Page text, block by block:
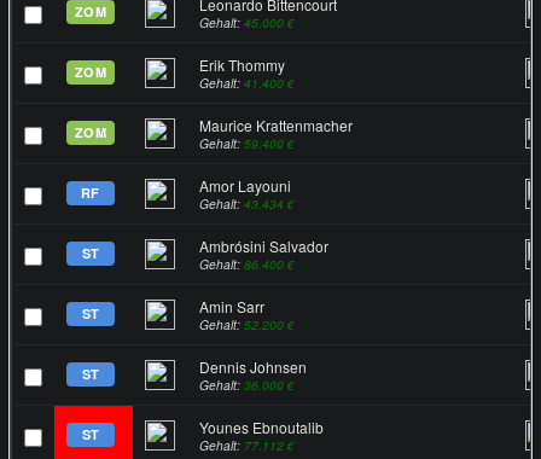
ZOM Leonardo Bittencourt
Gehalt: 45.000 €
ZOM Erik Thommy
Gehalt: 41.400 €
ZOM Maurice Krattenmacher
Gehalt: 59.400 €
RF Amor Layouni
Gehalt: 43.434 €
ST Ambrósini Salvador
Gehalt: 86.400 €
ST Amin Sarr
Gehalt: 52.200 €
ST Dennis Johnsen
Gehalt: 36.000 €
ST Younes Ebnoutalib
Gehalt: 77.112 €